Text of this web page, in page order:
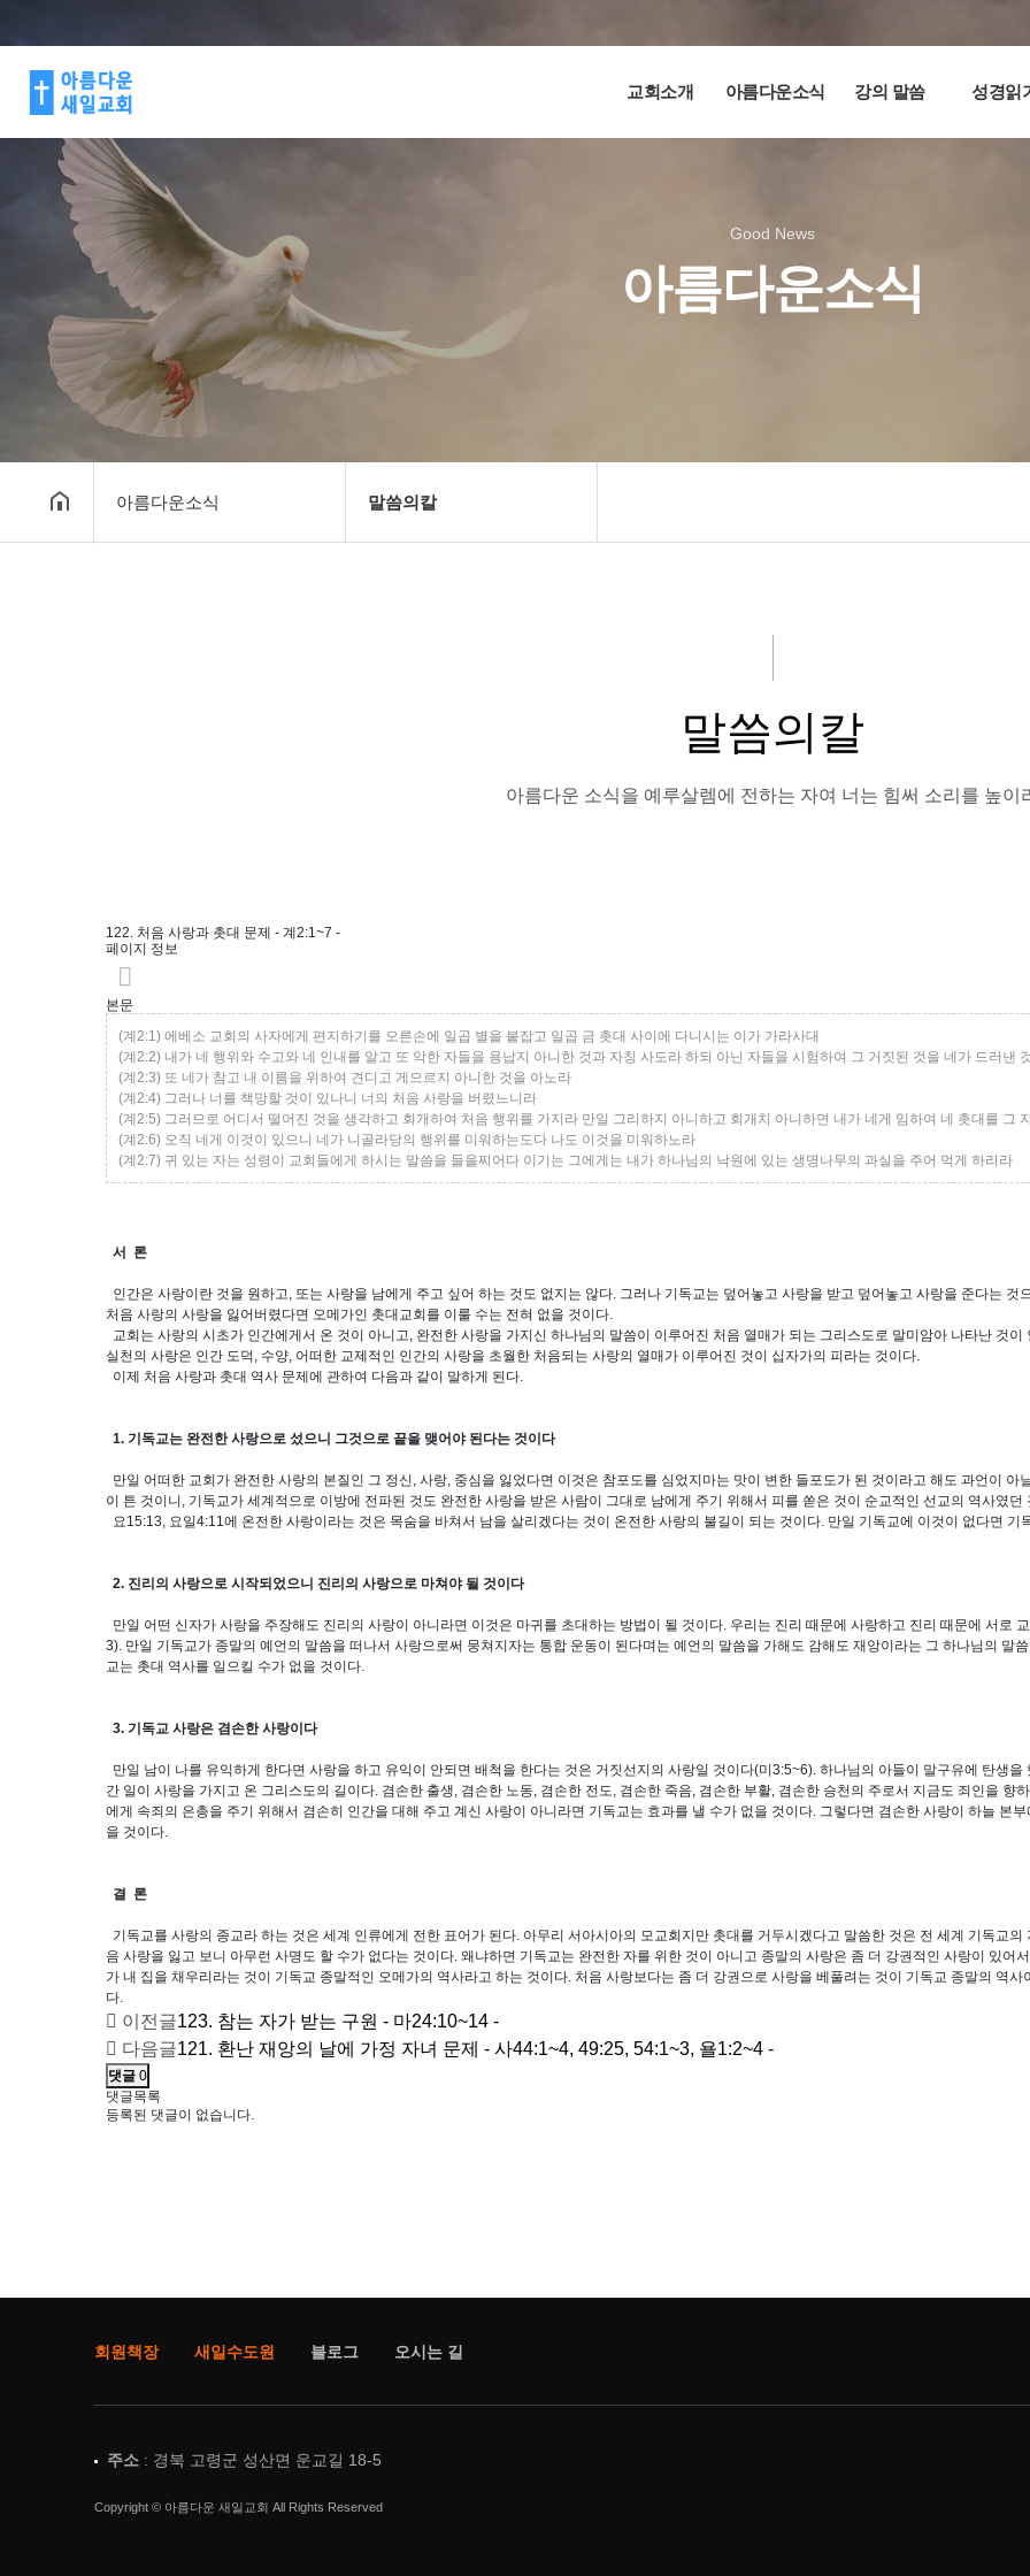
교회소개 아름다운소식 강의 말씀 성경읽
Good News
아름다운소식
아름다운소식 말씀의칼
말씀의칼
아름다운 소식을 예루살렘에 전하는 자여 너는 힘써 소리를 높이
122. 처음 사랑과 촛대 문제 - 계2:1~7 -
페이지 정보
본문
(계2:1) 에베소 교회의 사자에게 편지하기를 오른손에 일곱 별을 붙잡고 일곱 금 촛대 사이에 다니시는 이가 가라사대
(계2:2) 내가 네 행위와 수고와 네 인내를 알고 또 악한 자들을 용납지 아니한 것과 자칭 사도라 하되 아닌 자들을 시험하여 그 거짓된 것을 네가 드러낸
(계2:3) 또 네가 참고 내 이름을 위하여 견디고 게으르지 아니한 것을 아노라
(계2:4) 그러나 너를 책망할 것이 있나니 너의 처음 사랑을 버렸느니라
(계2:5) 그러므로 어디서 떨어진 것을 생각하고 회개하여 처음 행위를 가지라 만일 그리하지 아니하고 회개치 아니하면 내가 네게 임하여 네 촛대를 그
(계2:6) 오직 네게 이것이 있으니 네가 니골라당의 행위를 미워하는도다 나도 이것을 미워하노라
(계2:7) 귀 있는 자는 성령이 교회들에게 하시는 말씀을 들을찌어다 이기는 그에게는 내가 하나님의 낙원에 있는 생명나무의 과실을 주어 먹게 하리라
서 론
인간은 사랑이란 것을 원하고, 또는 사랑을 남에게 주고 싶어 하는 것도 없지는 않다. 그러나 기독교는 덮어놓고 사랑을 받고 덮어놓고 사랑을 준다는
처음 사랑의 사랑을 잃어버렸다면 오메가인 촛대교회를 이룰 수는 전혀 없을 것이다.
교회는 사랑의 시초가 인간에게서 온 것이 아니고, 완전한 사랑을 가지신 하나님의 말씀이 이루어진 처음 열매가 되는 그리스도로 말미암아 나타난 것
실천의 사랑은 인간 도덕, 수양, 어떠한 교제적인 인간의 사랑을 초월한 처음되는 사랑의 열매가 이루어진 것이 십자가의 피라는 것이다.
이제 처음 사랑과 촛대 역사 문제에 관하여 다음과 같이 말하게 된다.
1. 기독교는 완전한 사랑으로 섰으니 그것으로 끝을 맺어야 된다는 것이다
만일 어떠한 교회가 완전한 사랑의 본질인 그 정신, 사랑, 중심을 잃었다면 이것은 참포도를 심었지마는 맛이 변한 들포도가 된 것이라고 해도 과언이
이 튼 것이니, 기독교가 세계적으로 이방에 전파된 것도 완전한 사랑을 받은 사람이 그대로 남에게 주기 위해서 피를 쏟은 것이 순교적인 선교의 역사였던
요15:13, 요일4:11에 온전한 사랑이라는 것은 목숨을 바쳐서 남을 살리겠다는 것이 온전한 사랑의 불길이 되는 것이다. 만일 기독교에 이것이 없다면
2. 진리의 사랑으로 시작되었으니 진리의 사랑으로 마쳐야 될 것이다
만일 어떤 신자가 사랑을 주장해도 진리의 사랑이 아니라면 이것은 마귀를 초대하는 방법이 될 것이다. 우리는 진리 때문에 사랑하고 진리 때문에 서로
3). 만일 기독교가 종말의 예언의 말씀을 떠나서 사랑으로써 뭉쳐지자는 통합 운동이 된다며는 예언의 말씀을 가해도 감해도 재앙이라는 그 하나님의 말
교는 촛대 역사를 일으킬 수가 없을 것이다.
3. 기독교 사랑은 겸손한 사랑이다
만일 남이 나를 유익하게 한다면 사랑을 하고 유익이 안되면 배척을 한다는 것은 거짓선지의 사랑일 것이다(미3:5~6). 하나님의 아들이 말구유에 탄생
간 일이 사랑을 가지고 온 그리스도의 길이다. 겸손한 출생, 겸손한 노동, 겸손한 전도, 겸손한 죽음, 겸손한 부활, 겸손한 승천의 주로서 지금도 죄인을 향
에게 속죄의 은총을 주기 위해서 겸손히 인간을 대해 주고 계신 사랑이 아니라면 기독교는 효과를 낼 수가 없을 것이다. 그렇다면 겸손한 사랑이 하늘 본
을 것이다.
결 론
기독교를 사랑의 종교라 하는 것은 세계 인류에게 전한 표어가 된다. 아무리 서아시아의 모교회지만 촛대를 거두시겠다고 말씀한 것은 전 세계 기독교
음 사랑을 잃고 보니 아무런 사명도 할 수가 없다는 것이다. 왜냐하면 기독교는 완전한 자를 위한 것이 아니고 종말의 사랑은 좀 더 강권적인 사랑이 있어
가 내 집을 채우리라는 것이 기독교 종말적인 오메가의 역사라고 하는 것이다. 처음 사랑보다는 좀 더 강권으로 사랑을 베풀려는 것이 기독교 종말의 역
다.
이전글
123. 참는 자가 받는 구원 - 마24:10~14 -
다음글
121. 환난 재앙의 날에 가정 자녀 문제 - 사44:1~4, 49:25, 54:1~3, 욜1:2~4 -
댓글 0
댓글목록
등록된 댓글이 없습니다.
회원책장 새일수도원 블로그 오시는 길
주소 : 경북 고령군 성산면 운교길 18-5
Copyright © 아름다운 새일교회 All Rights Reserved